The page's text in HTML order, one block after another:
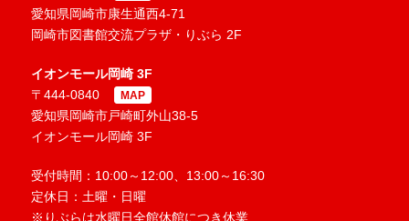
愛知県岡崎市康生通西4-71
岡崎市図書館交流プラザ・りぶら 2F
イオンモール岡崎 3F
〒444-0840
MAP
愛知県岡崎市戸崎町外山38-5
イオンモール岡崎 3F
受付時間：10:00～12:00、13:00～16:30
定休日：土曜・日曜
※りぶらは水曜日全館休館につき休業